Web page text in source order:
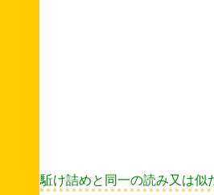
駈け詰めと同一の読み又は似